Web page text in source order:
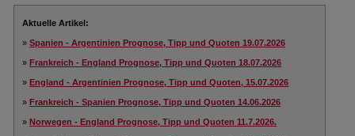
Aktuelle Artikel:
»Spanien - Argentinien Prognose, Tipp und Quoten 19.07.2026
»Frankreich - England Prognose, Tipp und Quoten 18.07.2026
»England - Argentinien Prognose, Tipp und Quoten, 15.07.2026
»Frankreich - Spanien Prognose, Tipp und Quoten 14.06.2026
»Norwegen - England Prognose, Tipp und Quoten 11.7.2026.